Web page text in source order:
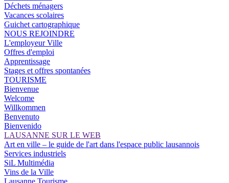
Déchets ménagers
Vacances scolaires
Guichet cartographique
NOUS REJOINDRE
L'employeur Ville
Offres d'emploi
Apprentissage
Stages et offres spontanées
TOURISME
Bienvenue
Welcome
Willkommen
Benvenuto
Bienvenido
LAUSANNE SUR LE WEB
Art en ville – le guide de l'art dans l'espace public lausannois
Services industriels
SiL Multimédia
Vins de la Ville